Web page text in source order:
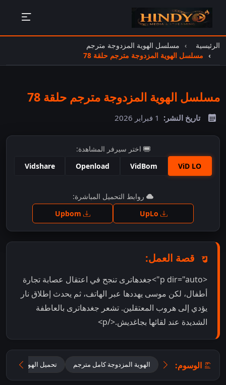
الرئيسية
مسلسل الهوية المزدوجة مترجم
مسلسل الهوية المزدوجة مترجم حلقة 78
مسلسل الهوية المزدوجة مترجم حلقة 78
تاريخ النشر: 1 فبراير 2026
اختر سيرفر المشاهدة:
ViD LO
VidBom
Openload
Vidshare
اضغط للمشاهدة
روابط التحميل المباشرة:
قصة العمل:
<p dir="auto">جغدھاتری تنجح في اعتقال عصابة تجارة
أطفال، لكن موسى يهددها عبر الهاتف، ثم يحدث إطلاق نار
يؤدي إلى هروب المعتقلين. تشعر جغدھاتری بالعاطفة
الشديدة عند لقائها بجاغديش.</p>
الوسوم: الهوية المزدوجة كامل مترجم تحميل الهوية المزدوجة 2025 مترجم